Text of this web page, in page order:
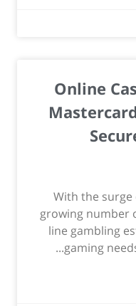
Online
With the
growing number
line gambling
gaming